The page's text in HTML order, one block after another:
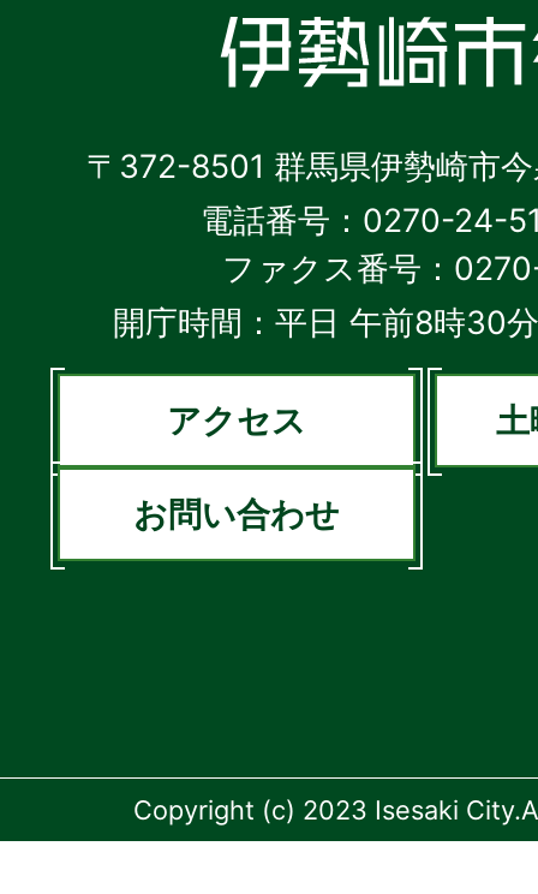
〒372-8501 群馬県伊勢崎市
電話番号：0270-24-
ファクス番号：
開庁時間：平日 午前8時30
アクセス 土
お問い合わせ
Copyright (c) 2023 Isesaki